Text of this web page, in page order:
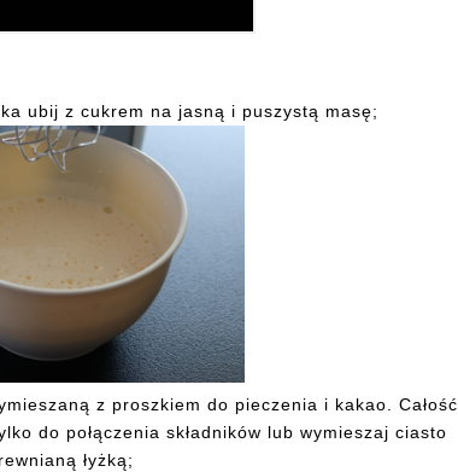
ubij z cukrem na jasną i puszystą masę;
z proszkiem do pieczenia i kakao. Całość
do połączenia składników lub wymieszaj ciasto
łyżką;